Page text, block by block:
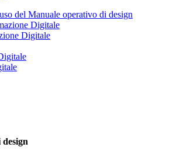
del Manuale operativo di design
Digitale